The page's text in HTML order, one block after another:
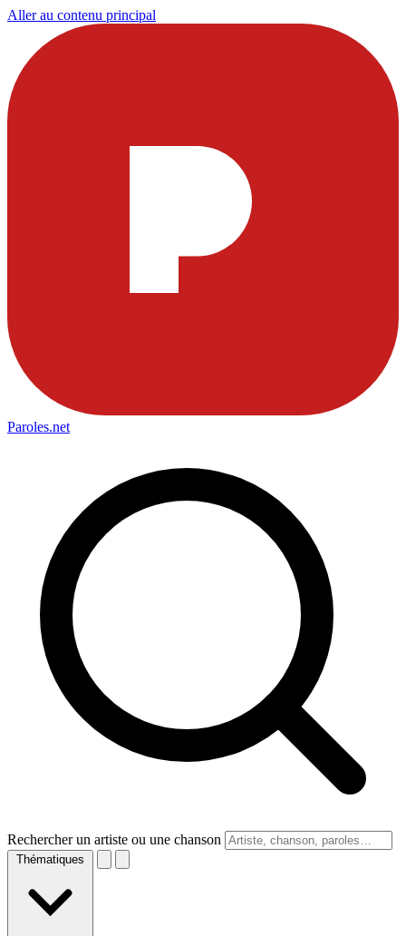
Aller au contenu principal
Paroles.net
Rechercher un artiste ou une chanson
Thématiques